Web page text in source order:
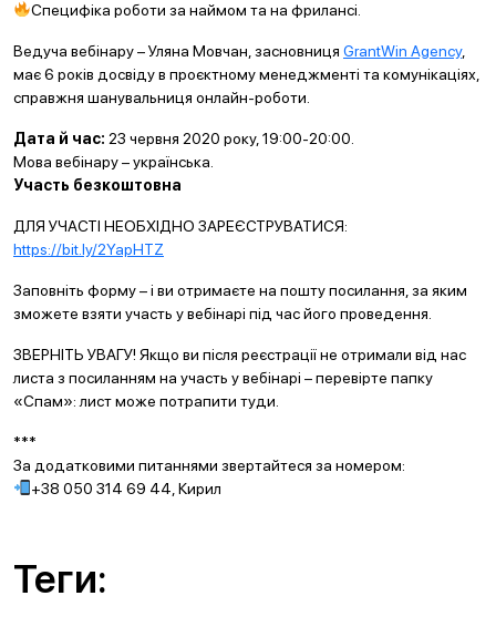
Специфіка роботи за наймом та на фрилансі.
Ведуча вебінару – Уляна Мовчан, засновниця GrantWin Agency,
має 6 років досвіду в проєктному менеджменті та комунікаціях,
справжня шанувальниця онлайн-роботи.
Дата й час: 23 червня 2020 року, 19:00-20:00.
Мова вебінару – українська.
Участь безкоштовна
ДЛЯ УЧАСТІ НЕОБХІДНО ЗАРЕЄСТРУВАТИСЯ:
https://bit.ly/2YapHTZ
Заповніть форму – і ви отримаєте на пошту посилання, за яким
зможете взяти участь у вебінарі під час його проведення.
ЗВЕРНІТЬ УВАГУ! Якщо ви після реєстрації не отримали від нас
листа з посиланням на участь у вебінарі – перевірте папку
«Спам»: лист може потрапити туди.
***
За додатковими питаннями звертайтеся за номером:
+38 050 314 69 44, Кирил
Теги: